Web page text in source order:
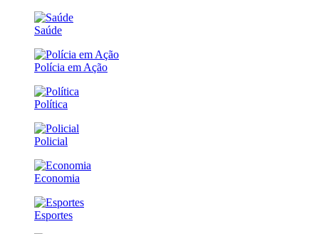
Saúde
Polícia em Ação
Política
Policial
Economia
Esportes